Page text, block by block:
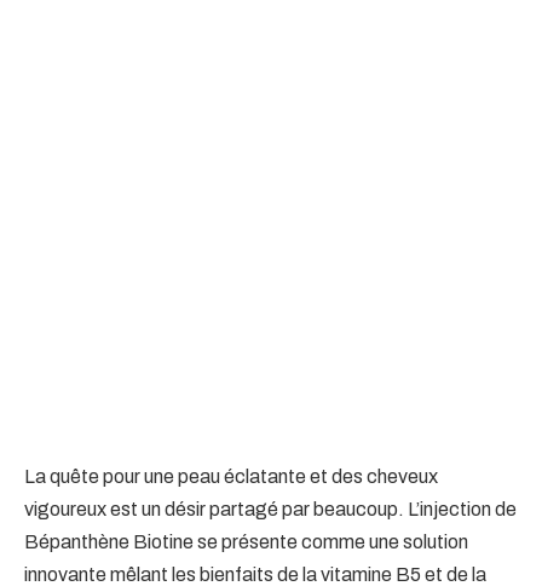
La quête pour une peau éclatante et des cheveux
vigoureux est un désir partagé par beaucoup. L’injection de
Bépanthène Biotine se présente comme une solution
innovante mêlant les bienfaits de la vitamine B5 et de la